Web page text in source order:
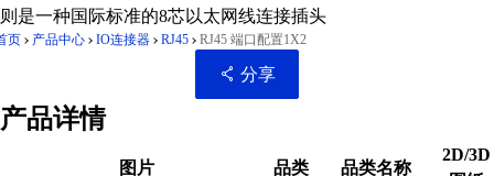
则是一种国际标准的8芯以太网线连接插头
页 产品中心 IO连接器 RJ45 RJ45 端口配置1X2
分享
产品详情
图片 品类 品类名称
2D/3D